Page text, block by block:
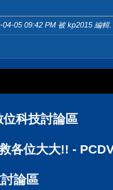
04-05 09:42 PM 被 kp2015 編輯.
科技討論區
各位大大!! -
論區